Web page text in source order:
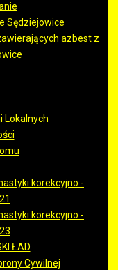
Sędziejowice
azbest z
Lokalnych
korekcyjno -
korekcyjno -
ŁAD
Cywilnej